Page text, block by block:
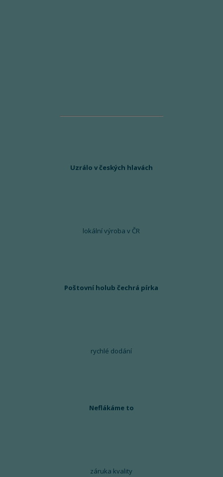
Uzrálo v českých hlavách
lokální výroba v ČR
Poštovní holub čechrá pírka
rychlé dodání
Neflákáme to
záruka kvality